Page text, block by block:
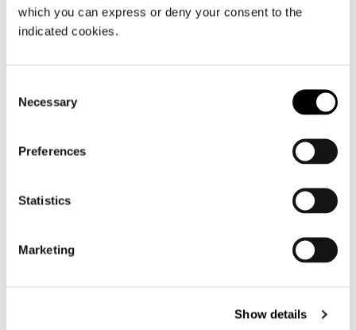
which you can express or deny your consent to the
indicated cookies.
Selection
Necessary
Preferences
Statistics
Marketing
Show details